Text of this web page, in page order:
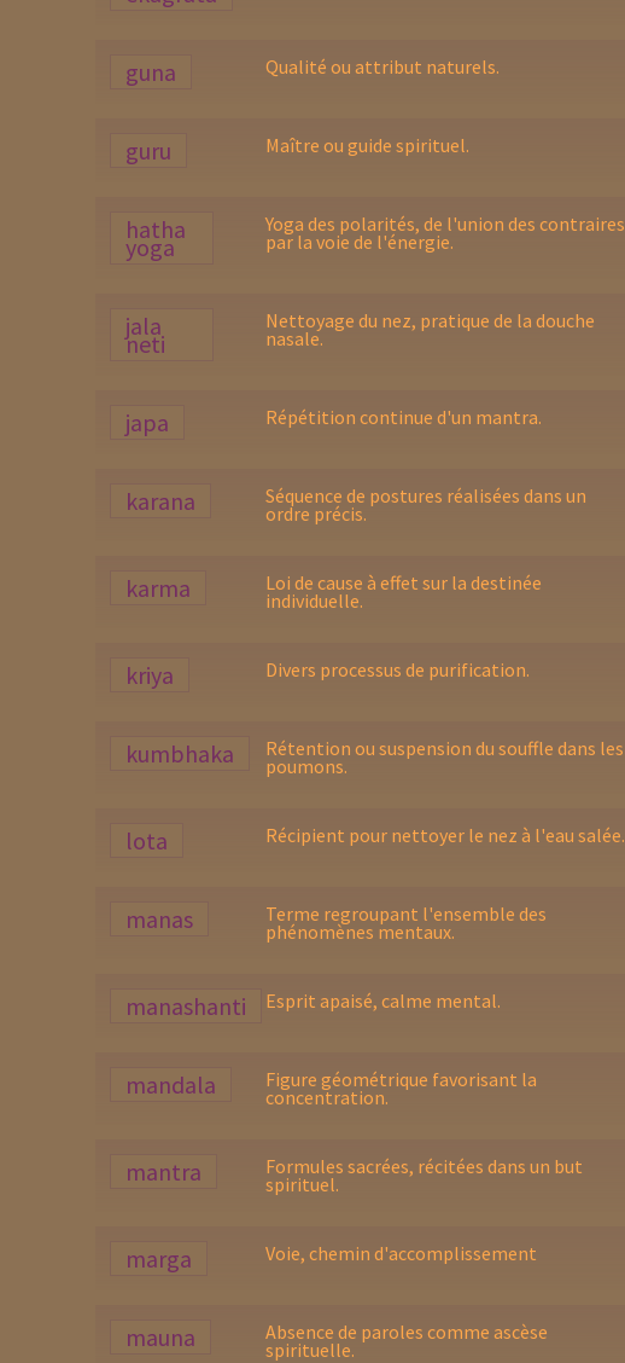
guna Qualité ou attribut naturels.
guru Maître ou guide spirituel.
hatha
yoga
Yoga des polarités, de l'union des contraires
par la voie de l'énergie.
jala
neti
Nettoyage du nez, pratique de la douche
nasale.
japa Répétition continue d'un mantra.
karana Séquence de postures réalisées dans un
ordre précis.
karma Loi de cause à effet sur la destinée
individuelle.
kriya Divers processus de purification.
kumbhaka Rétention ou suspension du souffle dans les
poumons.
lota Récipient pour nettoyer le nez à l'eau salée.
manas Terme regroupant l'ensemble des
phénomènes mentaux.
manashanti Esprit apaisé, calme mental.
mandala Figure géométrique favorisant la
concentration.
mantra Formules sacrées, récitées dans un but
spirituel.
marga Voie, chemin d'accomplissement
mauna Absence de paroles comme ascèse
spirituelle.